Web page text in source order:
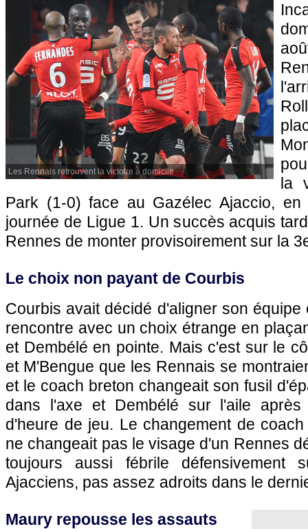
Les Rennais retrouvent la victoire à domicile
la
Park (1-0) face au Gazélec Ajaccio,
journée de Ligue 1. Un succès acquis
Rennes de monter provisoirement sur la
Le choix non payant de Courbis
Courbis avait décidé d'aligner son
rencontre avec un choix étrange en
et Dembélé en pointe. Mais c'est sur le
et M'Bengue que les Rennais se
et le coach breton changeait son fusil
dans l'axe et Dembélé sur l'aile après
d'heure de jeu. Le changement de
ne changeait pas le visage d'un Rennes
toujours aussi fébrile défensivement
Ajacciens, pas assez adroits dans le
Maury repousse les assauts